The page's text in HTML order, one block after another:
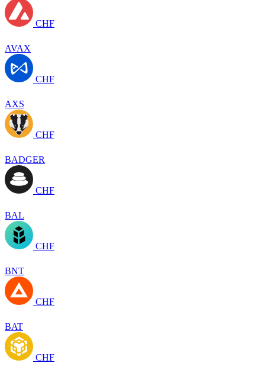
CHF
AVAX
CHF
AXS
CHF
BADGER
CHF
BAL
CHF
BNT
CHF
BAT
CHF